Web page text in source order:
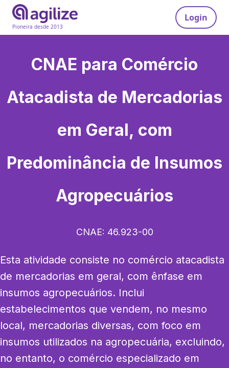
Pioneira desde 2013
Login
CNAE para Comércio
Atacadista de Mercadorias
em Geral, com
Predominância de Insumos
Agropecuários
CNAE: 46.923-00
Esta atividade consiste no comércio atacadista
de mercadorias em geral, com ênfase em
insumos agropecuários. Inclui
estabelecimentos que vendem, no mesmo
local, mercadorias diversas, com foco em
insumos utilizados na agropecuária, excluindo,
no entanto, o comércio especializado em